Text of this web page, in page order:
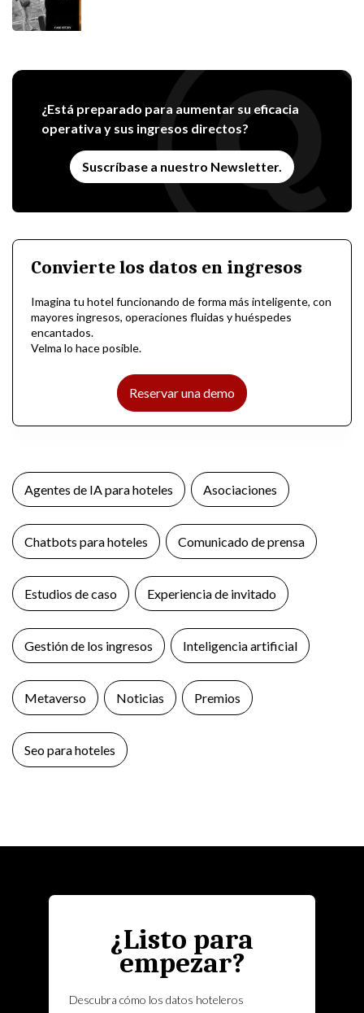
¿Está preparado para aumentar su eficacia
operativa y sus ingresos directos?
Suscríbase a nuestro Newsletter.
Convierte los datos en ingresos
Imagina tu hotel funcionando de forma más inteligente, con
mayores ingresos, operaciones fluidas y huéspedes
encantados.
Velma lo hace posible.
Reservar una demo
Agentes de IA para hoteles Asociaciones
Chatbots para hoteles Comunicado de prensa
Estudios de caso Experiencia de invitado
Gestión de los ingresos Inteligencia artificial
Metaverso Noticias Premios
Seo para hoteles
¿Listo para
empezar?
Descubra cómo los datos hoteleros